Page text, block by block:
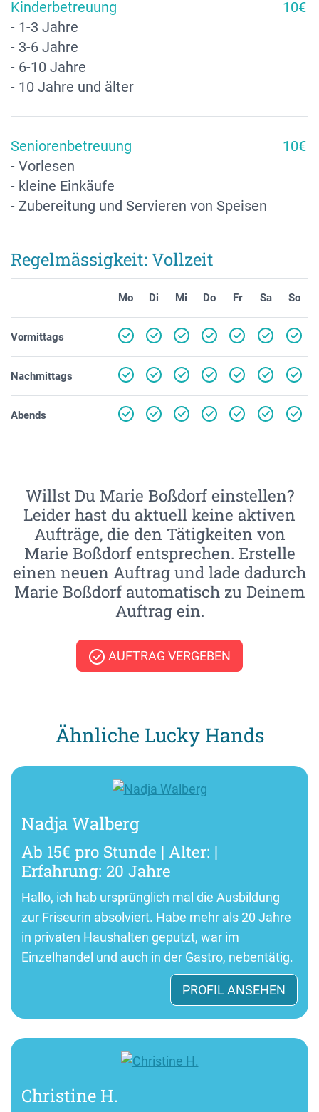
Kinderbetreuung
- 1-3 Jahre
- 3-6 Jahre
- 6-10 Jahre
- 10 Jahre und älter
10€
Seniorenbetreuung
- Vorlesen
- kleine Einkäufe
- Zubereitung und Servieren von Speisen
10€
Regelmässigkeit: Vollzeit
Mo Di Mi Do Fr Sa So
Vormittags
Nachmittags
Abends
Willst Du Marie Boßdorf einstellen?
Leider hast du aktuell keine aktiven
Aufträge, die den Tätigkeiten von
Marie Boßdorf entsprechen. Erstelle
einen neuen Auftrag und lade dadurch
Marie Boßdorf automatisch zu Deinem
Auftrag ein.
AUFTRAG VERGEBEN
Ähnliche Lucky Hands
Nadja Walberg
Ab 15€ pro Stunde | Alter: |
Erfahrung: 20 Jahre
Hallo, ich hab ursprünglich mal die Ausbildung
zur Friseurin absolviert. Habe mehr als 20 Jahre
in privaten Haushalten geputzt, war im
Einzelhandel und auch in der Gastro, nebentätig.
PROFIL ANSEHEN
Christine H.